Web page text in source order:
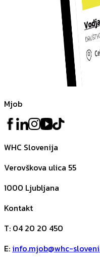
Mjob
WHC Slovenija
Verovškova ulica 55
1000 Ljubljana
Kontakt
T: 04 20 20 450
E: info.mjob@whc-